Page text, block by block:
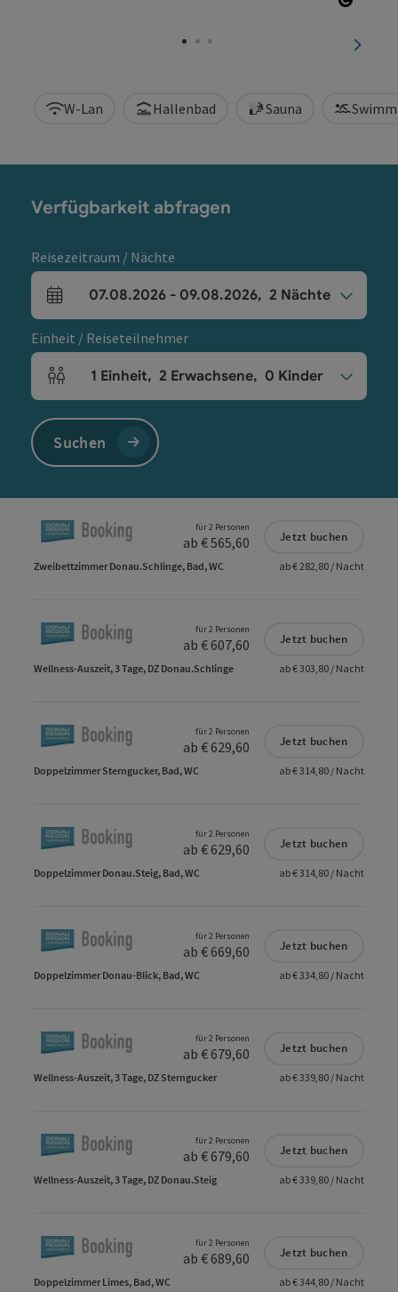
W-Lan Hallenbad Sauna
Verfügbarkeit abfragen
Reisezeitraum / Nächte
An- und Abreisefelder
07.08.2026 - 09.08.2026, 2 Nächte
Einheit / Reiseteilnehmer
Einheitenanzahl und Personenfelder
1 Einheit, 2 Erwachsene, 0 Kinder
Suchen
für 2 Personen
ab € 565,60 Jetzt buchen
Zweibettzimmer Donau.Schlinge, Bad, WC ab € 282,80 / Nacht
für 2 Personen
ab € 607,60 Jetzt buchen
Wellness-Auszeit, 3 Tage, DZ Donau.Schlinge ab € 303,80 / Nacht
für 2 Personen
ab € 629,60 Jetzt buchen
Doppelzimmer Sterngucker, Bad, WC ab € 314,80 / Nacht
für 2 Personen
ab € 629,60 Jetzt buchen
Doppelzimmer Donau.Steig, Bad, WC ab € 314,80 / Nacht
für 2 Personen
ab € 669,60 Jetzt buchen
Doppelzimmer Donau-Blick, Bad, WC ab € 334,80 / Nacht
für 2 Personen
ab € 679,60 Jetzt buchen
Wellness-Auszeit, 3 Tage, DZ Sterngucker ab € 339,80 / Nacht
für 2 Personen
ab € 679,60 Jetzt buchen
Wellness-Auszeit, 3 Tage, DZ Donau.Steig ab € 339,80 / Nacht
für 2 Personen
ab € 689,60 Jetzt buchen
Doppelzimmer Limes, Bad, WC ab € 344,80 / Nacht